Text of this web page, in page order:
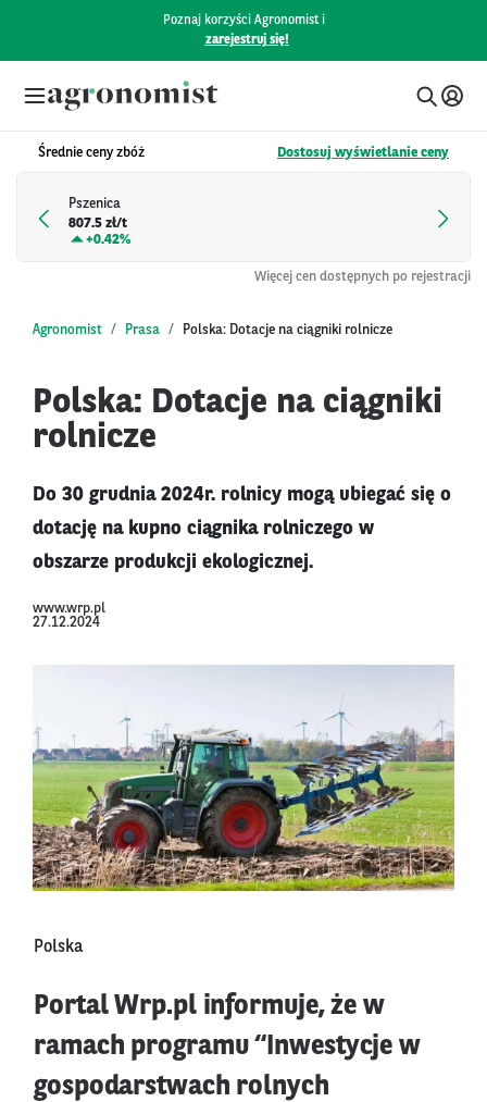
Poznaj korzyści Agronomist i
zarejestruj się!
Średnie ceny zbóż Dostosuj wyświetlanie ceny
Pszenica
807.5 zł/t
+0.42%
Więcej cen dostępnych po rejestracji
Agronomist Prasa Polska: Dotacje na ciągniki rolnicze
Polska: Dotacje na ciągniki
rolnicze
Do 30 grudnia 2024r. rolnicy mogą ubiegać się o
dotację na kupno ciągnika rolniczego w
obszarze produkcji ekologicznej.
www.wrp.pl
27.12.2024
Polska
Portal Wrp.pl informuje, że w
ramach programu “Inwestycje w
gospodarstwach rolnych